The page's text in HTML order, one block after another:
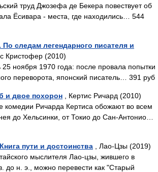
труд Джозефа де Бекера повествует об
Ёсивара - места, где находились… 544
следам легендарного писателя и
Кристофер (2010)
25 ноября 1970 года: после провала попытки
переворота, японский писатель… 391 руб
и двое похорон , Кертис Ричард (2010)
комедии Ричарда Кертиса обожают во всем
до Хельсинки, от Токио до Сан-Антонио…
пути и достоинства , Лао-Цзы (2019)
мыслителя Лао-цзы, жившего в
до н. э., можно перевести как "Старый